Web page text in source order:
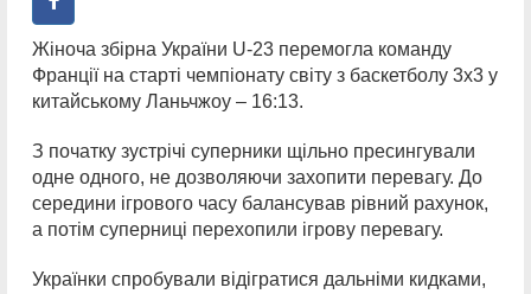
Жіноча збірна України U-23 перемогла команду
Франції на старті чемпіонату світу з баскетболу 3х3 у
китайському Ланьчжоу – 16:13.
З початку зустрічі суперники щільно пресингували
одне одного, не дозволяючи захопити перевагу. До
середини ігрового часу балансував рівний рахунок,
а потім суперниці перехопили ігрову перевагу.
Українки спробували відігратися дальніми кидками,